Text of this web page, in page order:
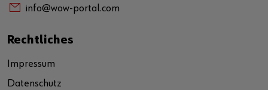
info@wow-portal.com
Rechtliches
Impressum
Datenschutz